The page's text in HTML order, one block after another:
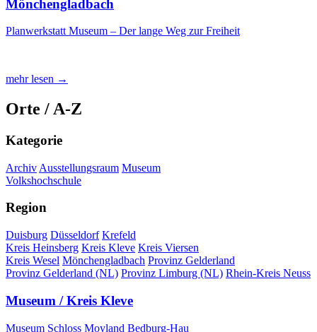
Mönchengladbach
Planwerkstatt Museum – Der lange Weg zur Freiheit
mehr lesen →
Orte / A-Z
Kategorie
Archiv Ausstellungsraum Museum
Volkshochschule
Region
Duisburg Düsseldorf Krefeld
Kreis Heinsberg Kreis Kleve Kreis Viersen
Kreis Wesel Mönchengladbach Provinz Gelderland
Provinz Gelderland (NL) Provinz Limburg (NL) Rhein-Kreis Neuss
Museum / Kreis Kleve
Museum Schloss Moyland Bedburg-Hau